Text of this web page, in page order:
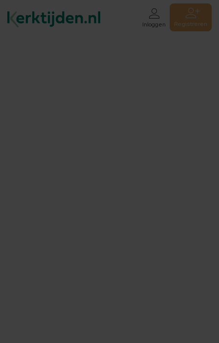
Inloggen Registreren